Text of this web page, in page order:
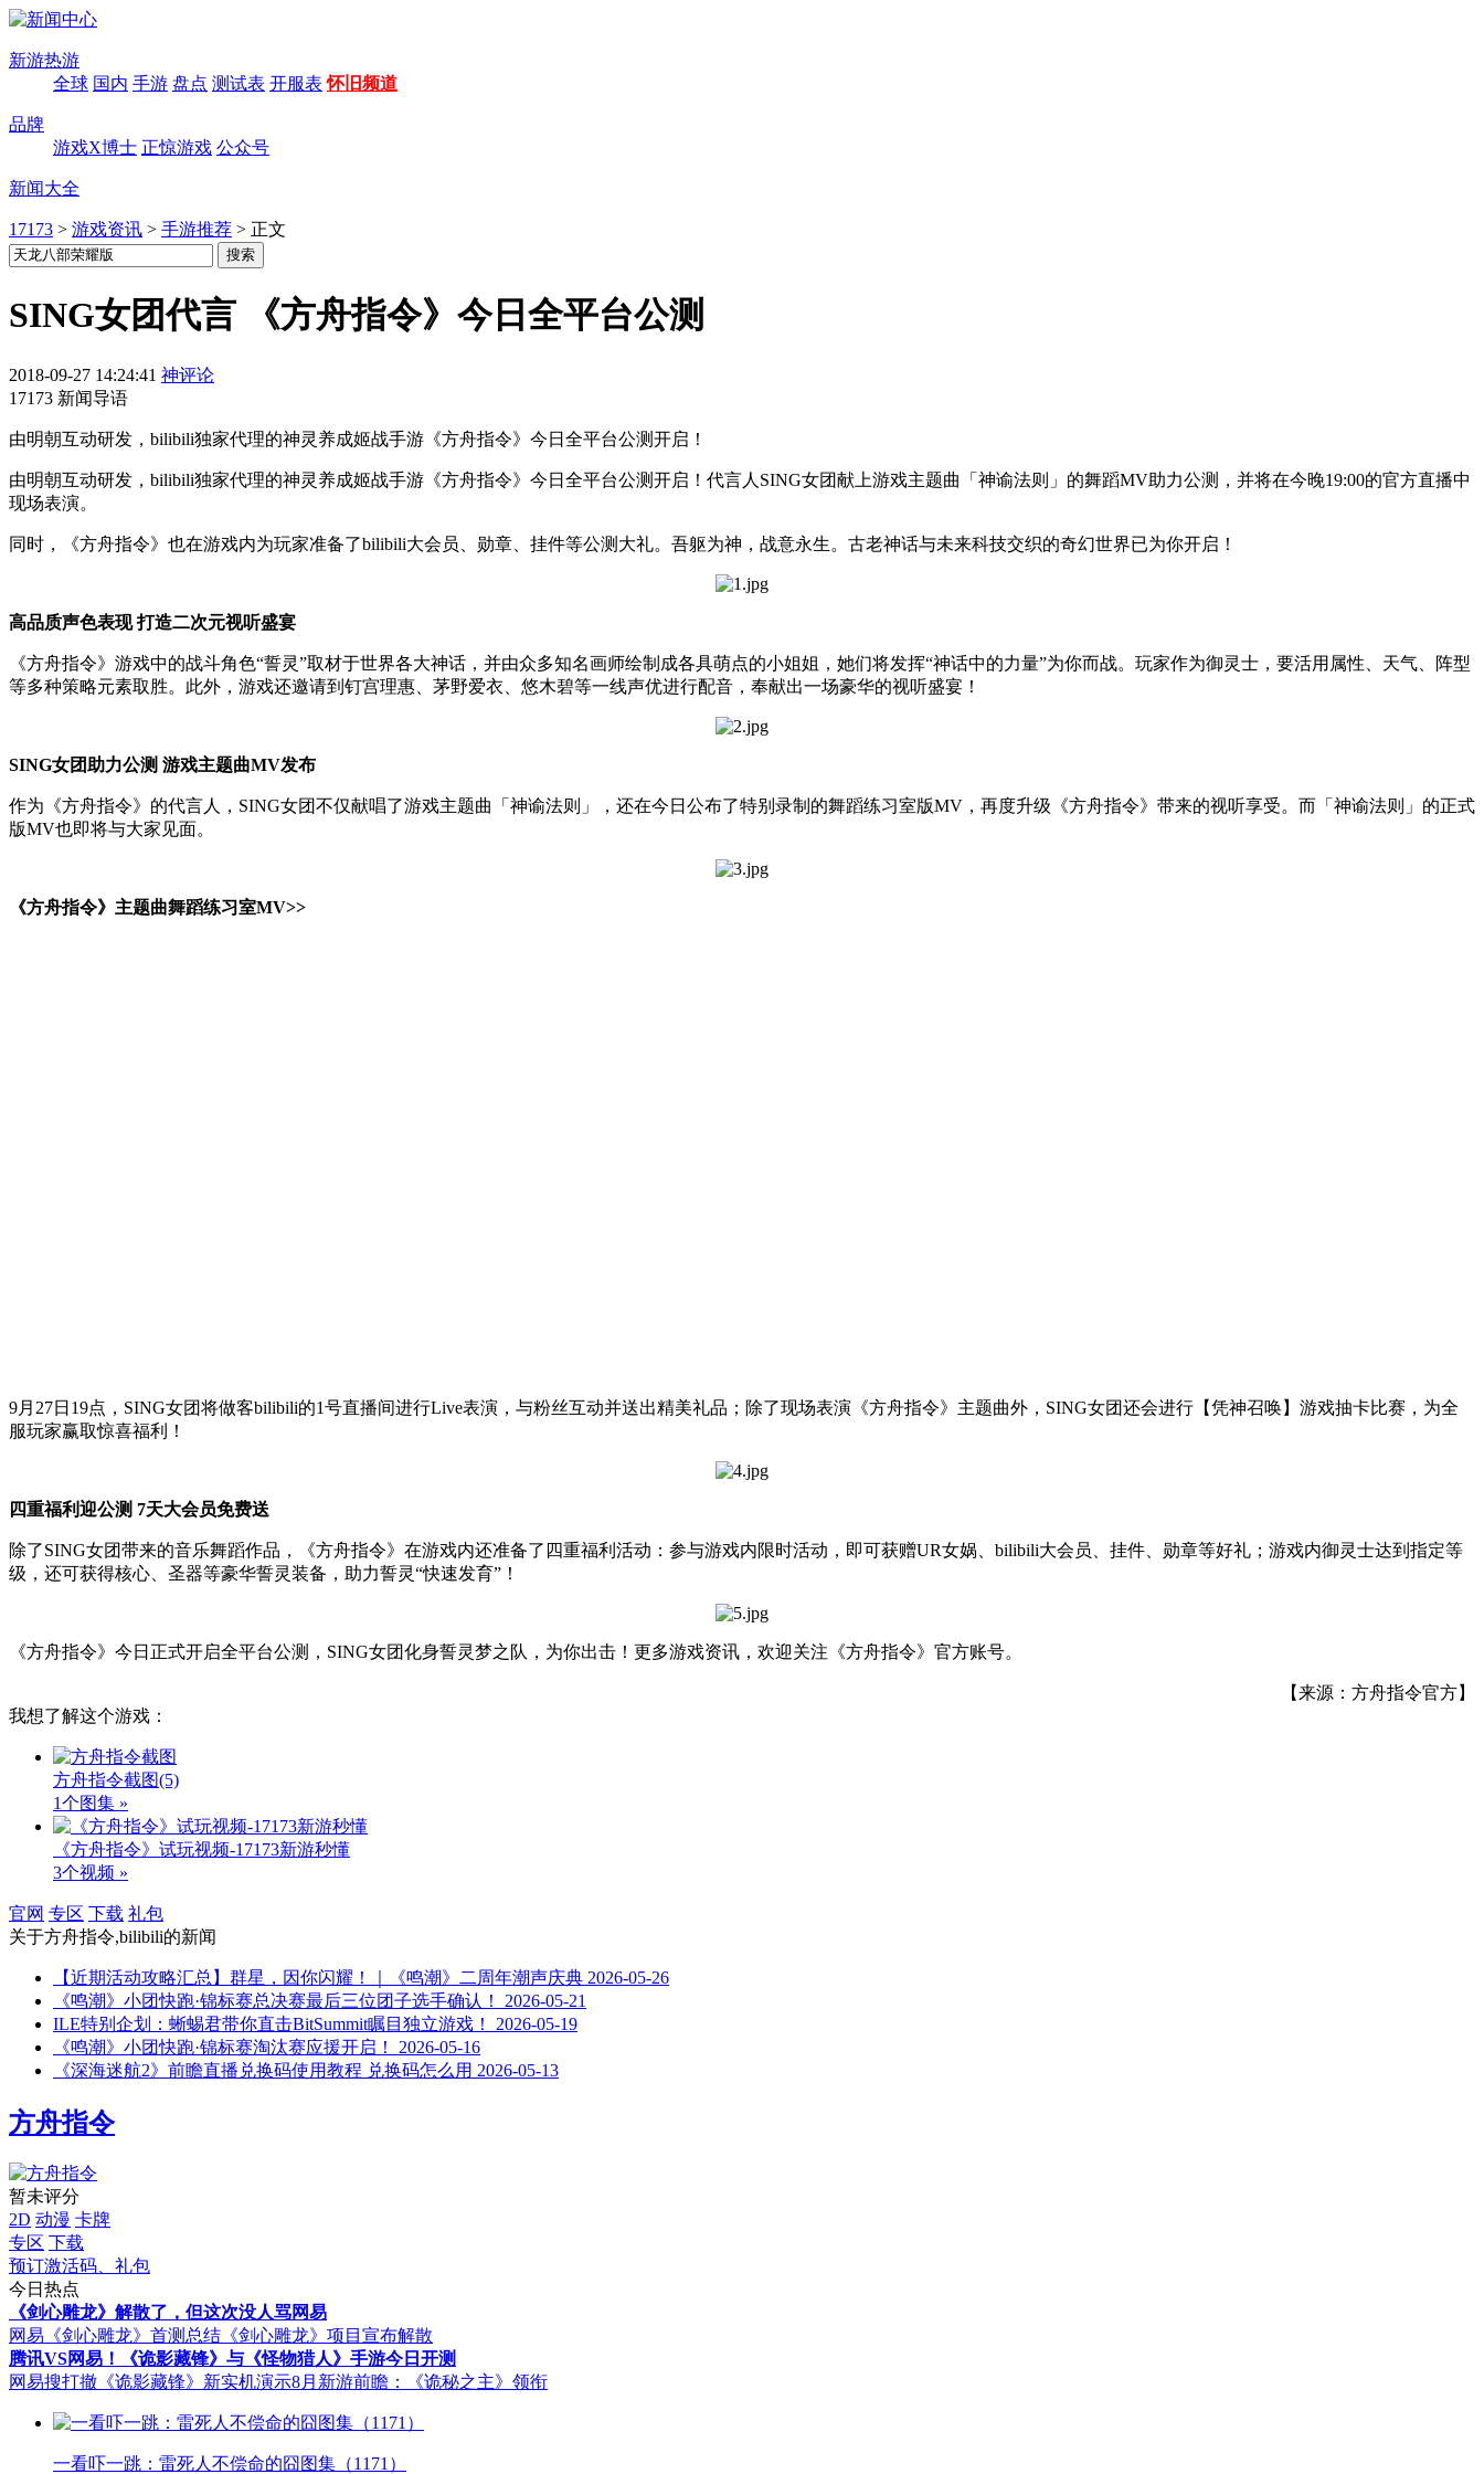
新游热游
全球 国内 手游 盘点 测试表 开服表 怀旧频道
品牌
游戏X博士 正惊游戏 公众号
新闻大全
17173 > 游戏资讯 > 手游推荐 > 正文
SING女团代言 《方舟指令》今日全平台公测
2018-09-27 14:24:41 神评论
17173 新闻导语
由明朝互动研发，bilibili独家代理的神灵养成姬战手游《方舟指令》今日全平台公测开启！
由明朝互动研发， bilibili独家代理的神灵养成姬战手游《方舟指令》今日全平台公测开启！代言人 SING女团献上游戏主题曲「神谕法则」的舞蹈MV助力公测，并将在今晚19:00的官方直播中
现场表演。
同时，《方舟指令》也在游戏内为玩家准备了bilibili大会员、勋章、挂件等公测大礼。吾躯为神，战意永生。古老神话与未来科技交织的奇幻世界已为你开启！
高品质声色表现 打造二次元视听盛宴
《方舟指令》游戏中的战斗角色“誓灵”取材于世界各大神话，并由众多知名画师绘制成各具萌点的小姐姐，她们将发挥“神话中的力量”为你而战。玩家作为御灵士，要活用属性、天气、阵型
等多种策略元素取胜。此外，游戏还邀请到钉宫理惠、茅野爱衣、悠木碧等一线声优进行配音，奉献出一场豪华的视听盛宴！
SING女团助力公测 游戏主题曲MV发布
作为《方舟指令》的代言人， SING女团不仅献唱了游戏主题曲「神谕法则」，还在今日公布了特别录制的舞蹈练习室版MV ，再度升级《方舟指令》带来的视听享受。而「神谕法则」的正式
版MV也即将与大家见面。
《方舟指令》主题曲舞蹈练习室MV>>
9月 27日 19点， SING女团将做客bilibili的1号直播间进行Live表演，与粉丝互动并送出精美礼品；除了现场表演《方舟指令》主题曲外， SING女团还会进行【凭神召唤】游戏抽卡比赛，为全
服玩家赢取惊喜福利！
四重福利迎公测 7天大会员免费送
除了SING女团带来的音乐舞蹈作品，《方舟指令》在游戏内还准备了四重福利活动：参与游戏内限时活动，即可获赠UR女娲、 bilibili大会员、挂件、勋章等好礼；游戏内御灵士达到指定等
级，还可获得核心、圣器等豪华誓灵装备，助力誓灵“快速发育”！
《方舟指令》今日正式开启全平台公测， SING女团化身誓灵梦之队，为你出击！更多游戏资讯，欢迎关注《方舟指令》官方账号。
【来源：方舟指令官方】
我想了解这个游戏：
方舟指令截图(5)
1个图集 »
《方舟指令》试玩视频-17173新游秒懂
3个视频 »
官网 专区 下载 礼包
关于方舟指令,bilibili的新闻
【近期活动攻略汇总】群星，因你闪耀！｜《鸣潮》二周年潮声庆典 2026-05-26
《鸣潮》小团快跑·锦标赛总决赛最后三位团子选手确认！
2026-05-21
ILE特别企划：蜥蜴君带你直击BitSummit瞩目独立游戏！
2026-05-19
《鸣潮》小团快跑·锦标赛淘汰赛应援开启！
2026-05-16
《深海迷航2》前瞻直播兑换码使用教程 兑换码怎么用 2026-05-13
方舟指令
暂未评分
2D 动漫 卡牌
专区 下载
预订激活码、礼包
今日热点
《剑心雕龙》解散了，但这次没人骂网易
网易《剑心雕龙》首测总结 《剑心雕龙》项目宣布解散
腾讯VS网易！《诡影藏锋》与《怪物猎人》手游今日开测
网易搜打撤《诡影藏锋》新实机演示8月新游前瞻：《诡秘之主》领衔
一看吓一跳：雷死人不偿命的囧图集（1171）